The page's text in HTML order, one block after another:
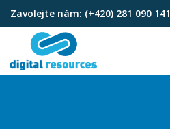
Přeskočit
obsah
Zavolejte nám: (+420) 281 090 141